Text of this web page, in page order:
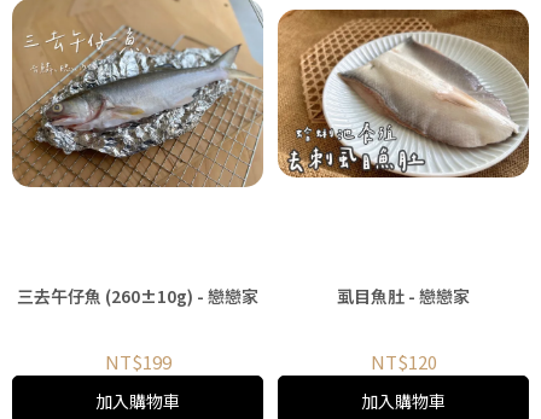
三去午仔魚 (260±10g) - 戀戀家
NT$199
加入購物車
虱目魚肚 - 戀戀家
NT$120
加入購物車